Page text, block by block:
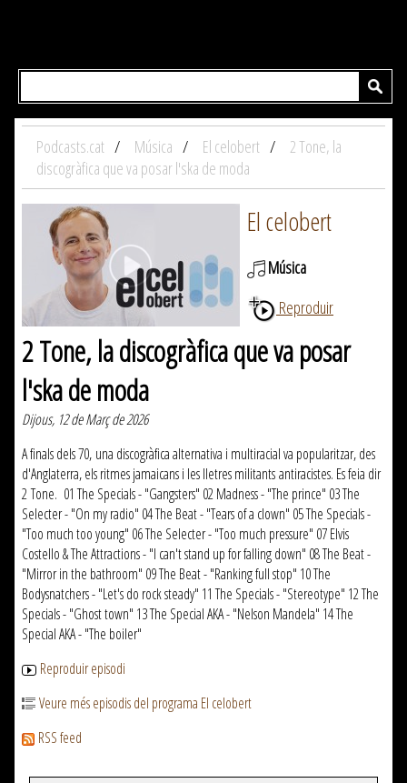
Podcasts.cat Música El celobert
2 Tone, la
discogràfica que va posar l'ska de moda
El celobert
Música
Reproduir
2 Tone, la discogràfica que va posar
l'ska de moda
Dijous, 12 de Març de 2026
A finals dels 70, una discogràfica alternativa i multiracial va popularitzar, des
d'Anglaterra, els ritmes jamaicans i les lletres militants antiracistes. Es feia dir
2 Tone. 01 The Specials - "Gangsters" 02 Madness - "The prince" 03 The
Selecter - "On my radio" 04 The Beat - "Tears of a clown" 05 The Specials -
"Too much too young" 06 The Selecter - "Too much pressure" 07 Elvis
Costello & The Attractions - "I can't stand up for falling down" 08 The Beat -
"Mirror in the bathroom" 09 The Beat - "Ranking full stop" 10 The
Bodysnatchers - "Let's do rock steady" 11 The Specials - "Stereotype" 12 The
Specials - "Ghost town" 13 The Special AKA - "Nelson Mandela" 14 The
Special AKA - "The boiler"
Reproduir episodi
Veure més episodis del programa El celobert
RSS feed